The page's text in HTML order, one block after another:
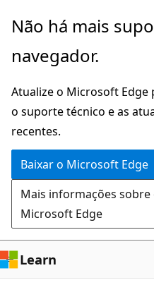
Pular
o
principal
Não há mais
navegador.
Atualize o Microsoft
o suporte técnico e as
recentes.
Baixar o Microsoft Edge
Mais informações
Microsoft Edge
Learn